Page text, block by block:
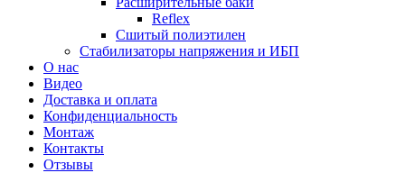
Reflex
Сшитый полиэтилен
Стабилизаторы напряжения и ИБП
О нас
Видео
Доставка и оплата
Конфиденциальность
Монтаж
Контакты
Отзывы